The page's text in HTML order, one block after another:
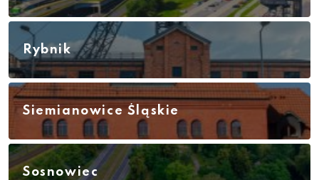
Rybnik
Siemianowice Śląskie
Sosnowiec